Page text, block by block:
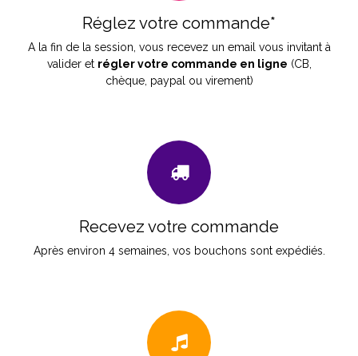
Réglez votre commande*
A la fin de la session, vous recevez un email vous invitant à
valider et régler votre commande en ligne (CB,
chèque, paypal ou virement)
Recevez votre commande
Après environ 4 semaines, vos bouchons sont expédiés.